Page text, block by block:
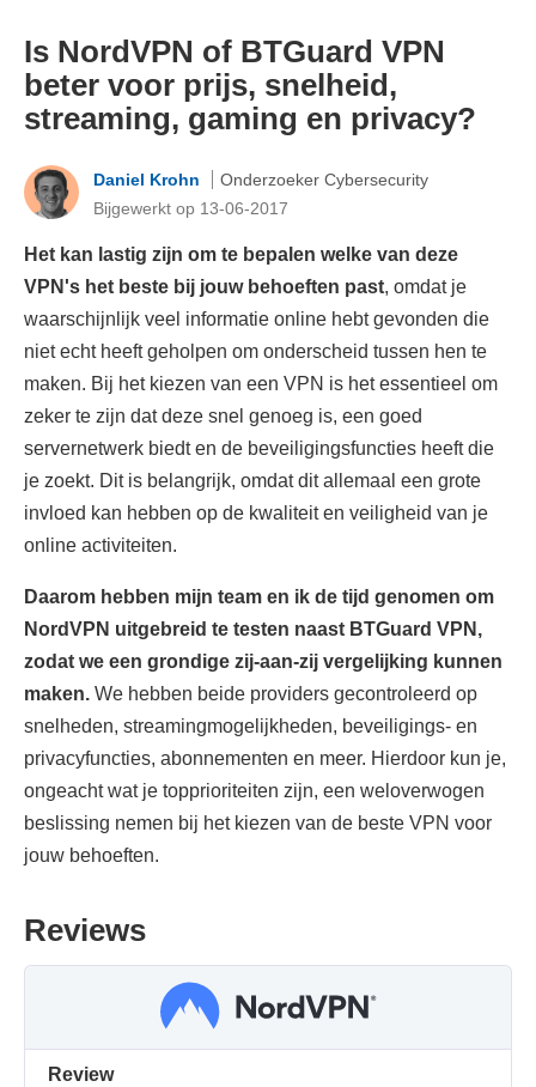
Is NordVPN of BTGuard VPN
beter voor prijs, snelheid,
streaming, gaming en privacy?
Daniel Krohn
Onderzoeker Cybersecurity
Bijgewerkt op 13-06-2017
Het kan lastig zijn om te bepalen welke van deze
VPN's het beste bij jouw behoeften past, omdat je
waarschijnlijk veel informatie online hebt gevonden die
niet echt heeft geholpen om onderscheid tussen hen te
maken. Bij het kiezen van een VPN is het essentieel om
zeker te zijn dat deze snel genoeg is, een goed
servernetwerk biedt en de beveiligingsfuncties heeft die
je zoekt. Dit is belangrijk, omdat dit allemaal een grote
invloed kan hebben op de kwaliteit en veiligheid van je
online activiteiten.
Daarom hebben mijn team en ik de tijd genomen om
NordVPN uitgebreid te testen naast BTGuard VPN,
zodat we een grondige zij-aan-zij vergelijking kunnen
maken. We hebben beide providers gecontroleerd op
snelheden, streamingmogelijkheden, beveiligings- en
privacyfuncties, abonnementen en meer. Hierdoor kun je,
ongeacht wat je topprioriteiten zijn, een weloverwogen
beslissing nemen bij het kiezen van de beste VPN voor
jouw behoeften.
Reviews
Review